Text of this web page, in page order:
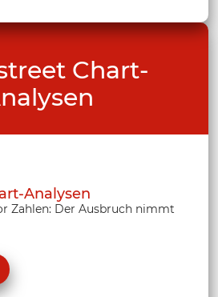
Chart-
Analysen
Zahlen: Der Ausbruch nimmt